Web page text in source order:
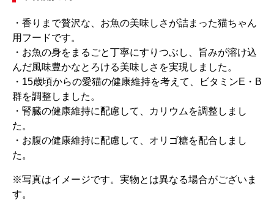
・香りまで贅沢な、お魚の美味しさが詰まった猫ちゃん
用フードです。
・お魚の身をまるごと丁寧にすりつぶし、旨みが溶け込
んだ風味豊かなとろける美味しさを実現しました。
・15歳頃からの愛猫の健康維持を考えて、ビタミンE・B
群を調整しました。
・腎臓の健康維持に配慮して、カリウムを調整しまし
た。
・お腹の健康維持に配慮して、オリゴ糖を配合しまし
た。
※写真はイメージです。実物とは異なる場合がございま
す。